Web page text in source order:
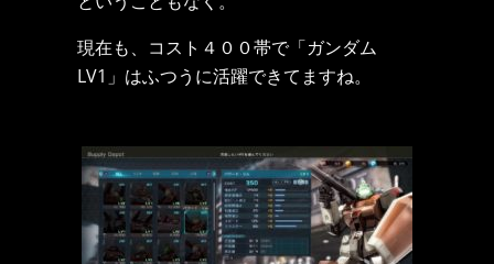
現在も、コスト４００帯で「ガンダム
LV1」はふつうに活躍できてますね。